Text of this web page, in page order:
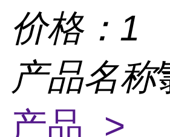
价格： 1
产品名称
产品 >